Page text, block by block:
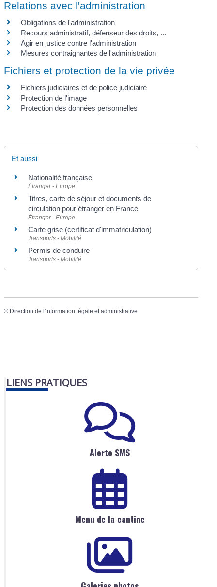
Relations avec l'administration
Obligations de l'administration
Recours administratif, défenseur des droits, ...
Agir en justice contre l'administration
Mesures contraignantes de l'administration
Fichiers et protection de la vie privée
Fichiers judiciaires et de police judiciaire
Protection de l'image
Protection des données personnelles
Et aussi
Nationalité française
Étranger - Europe
Titres, carte de séjour et documents de
circulation pour étranger en France
Étranger - Europe
Carte grise (certificat d'immatriculation)
Transports - Mobilité
Permis de conduire
Transports - Mobilité
© Direction de l'information légale et administrative
LIENS PRATIQUES
Alerte SMS
Menu de la cantine